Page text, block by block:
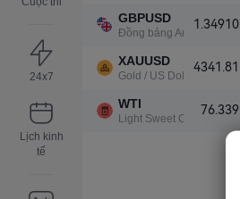
24x7
Lịch kinh
tế
GBPUSD
Đồng bảng Anh/Đô la Mỹ
1.34910
XAUUSD
Gold / US Dollar
4341.81
WTI
Light Sweet Crude Oil
76.339